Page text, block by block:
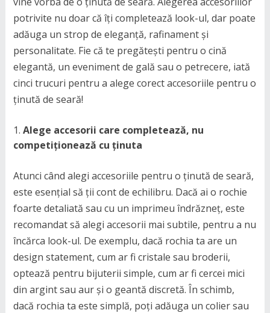
potrivite nu doar că îți completează look-ul, dar poate
adăuga un strop de eleganță, rafinament și
personalitate. Fie că te pregătești pentru o cină
elegantă, un eveniment de gală sau o petrecere, iată
cinci trucuri pentru a alege corect accesoriile pentru o
ținută de seară!
Alege accesorii care completează, nu
competiționează cu ținuta
Atunci când alegi accesoriile pentru o ținută de seară,
este esențial să ții cont de echilibru. Dacă ai o rochie
foarte detaliată sau cu un imprimeu îndrăzneț, este
recomandat să alegi accesorii mai subtile, pentru a nu
încărca look-ul. De exemplu, dacă rochia ta are un
design statement, cum ar fi cristale sau broderii,
optează pentru bijuterii simple, cum ar fi cercei mici
din argint sau aur și o geantă discretă. În schimb,
dacă rochia ta este simplă, poți adăuga un colier sau